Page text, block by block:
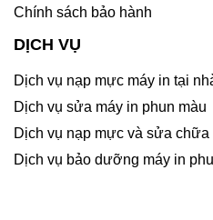
Chính sách bảo hành
DỊCH VỤ
Dịch vụ nạp mực máy in tại
Dịch vụ sửa máy in phun màu
Dịch vụ nạp mực và sửa chữa
Dịch vụ bảo dưỡng máy in